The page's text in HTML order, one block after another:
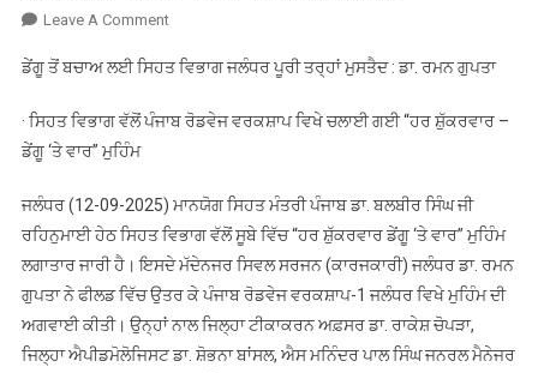
Leave A CommentOn
ਤੋਂ
ਲਈ
ਜਲੰਧਰ
ਪੂਰੀ
ਤਰ੍ਹਾਂ
ਮੁਸਤੈਦ
:
ਡਾ.
ਡੇਂਗੂ ਤੋਂ ਬਚਾਅ ਲਈ ਸਿਹਤ ਵਿਭਾਗ ਜਲੰਧਰ ਪੂਰੀ ਤਰ੍ਹਾਂ ਮੁਸਤੈਦ : ਡਾ. ਰਮਨ ਗੁਪਤਾ
· ਸਿਹਤ ਵਿਭਾਗ ਵੱਲੋਂ ਪੰਜਾਬ ਰੋਡਵੇਜ ਵਰਕਸ਼ਾਪ ਵਿਖੇ ਚਲਾਈ ਗਈ “ਹਰ ਸ਼ੁੱਕਰਵਾਰ –
ਡੇਂਗੂ ‘ਤੇ ਵਾਰ” ਮੁਹਿੰਮ
ਜਲੰਧਰ (12-09-2025) ਮਾਨਯੋਗ ਸਿਹਤ ਮੰਤਰੀ ਪੰਜਾਬ ਡਾ. ਬਲਬੀਰ ਸਿੰਘ ਜੀ
ਰਹਿਨੁਮਾਈ ਹੇਠ ਸਿਹਤ ਵਿਭਾਗ ਵੱਲੋਂ ਸੂਬੇ ਵਿੱਚ “ਹਰ ਸ਼ੁੱਕਰਵਾਰ ਡੇਂਗੂ ‘ਤੇ ਵਾਰ” ਮੁਹਿੰਮ
ਲਗਾਤਾਰ ਜਾਰੀ ਹੈ। ਇਸਦੇ ਮੱਦੇਨਜਰ ਸਿਵਲ ਸਰਜਨ (ਕਾਰਜਕਾਰੀ) ਜਲੰਧਰ ਡਾ. ਰਮਨ
ਗੁਪਤਾ ਨੇ ਫੀਲਡ ਵਿੱਚ ਉਤਰ ਕੇ ਪੰਜਾਬ ਰੋਡਵੇਜ ਵਰਕਸ਼ਾਪ-1 ਜਲੰਧਰ ਵਿਖੇ ਮੁਹਿੰਮ ਦੀ
ਅਗਵਾਈ ਕੀਤੀ। ਉਨ੍ਹਾਂ ਨਾਲ ਜਿਲ੍ਹਾ ਟੀਕਾਕਰਨ ਅਫ਼ਸਰ ਡਾ. ਰਾਕੇਸ਼ ਚੋਪੜਾ,
ਜਿਲ੍ਹਾ ਐਪੀਡਮੋਲੋਜਿਸਟ ਡਾ. ਸ਼ੋਭਨਾ ਬਾਂਸਲ, ਐਸ ਮਨਿੰਦਰ ਪਾਲ ਸਿੰਘ ਜਨਰਲ ਮੈਨੇਜਰ